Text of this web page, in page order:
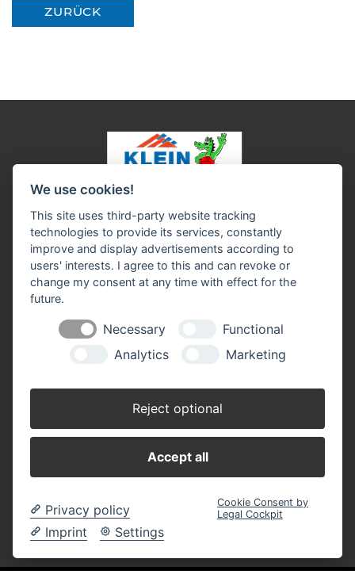
ZURÜCK
Impressum Datenschutz Widerruf-Formular
Cookie-Einstellungen ändern
Baustoffe Werner Klein GmbH
Telefon Baumarkt: 0 22 44 / 92 10 - 30
Baustoffhandel
Montag - Freitag 07.00 - 17.00 Uhr
Samstag 08.00 - 16.00 Uhr
We use cookies!
This site uses third-party website tracking
technologies to provide its services, constantly
improve and display advertisements according to
users' interests. I agree to this and can revoke or
change my consent at any time with effect for the
future.
Necessary
Functional
Analytics
Marketing
Reject optional
Accept all
Privacy policy
Imprint
Settings
Cookie Consent by
Legal Cockpit